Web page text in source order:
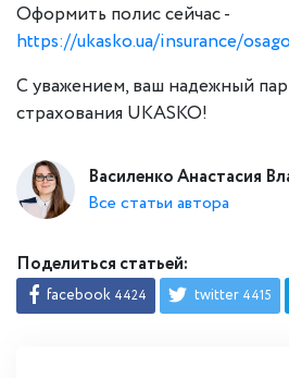
Оформить полис сейчас -
https://ukasko.ua/insurance/osago
С уважением, ваш надежный
страхования UKASKO!
Василенко Анастасия
Все статьи автора
Поделиться статьей:
facebook 4424 twitter 4415